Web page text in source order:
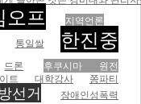
오프
지역언론
통일쌀
한진중
드론
후쿠시마 원전
트 대학강사
쫑파티
선거 장애인성폭력